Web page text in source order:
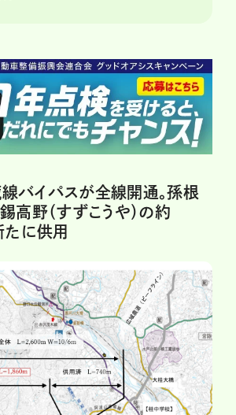
バイパスが全線開通。孫根
錫高野（すずこうや）の約
に供用